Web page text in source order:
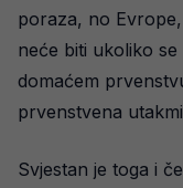
poraza, no
neće biti ukoliko
domaćem
prvenstvena
Svjestan je toga i